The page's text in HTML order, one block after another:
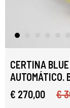
CERTINA
AUTOMÁTICO.
€ 270,00
€